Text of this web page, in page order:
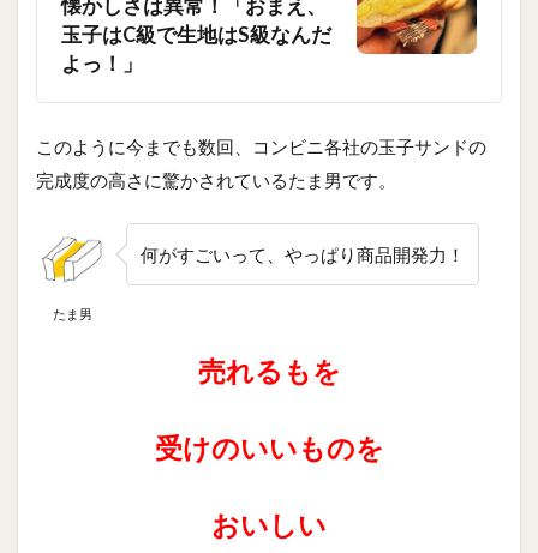
懐かしさは異常！「おまえ、
玉子はC級で生地はS級なんだ
よっ！」
このように今までも数回、コンビニ各社の玉子サンドの
完成度の高さに驚かされているたま男です。
たま男
何がすごいって、やっぱり商品開発力！
売れるもを
受けのいいものを
おいしい